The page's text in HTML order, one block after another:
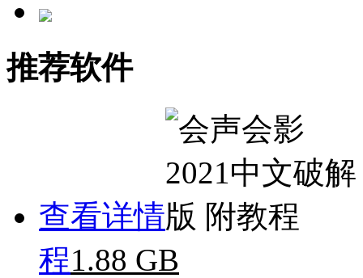
推荐软件
查看详情
程1.88 GB